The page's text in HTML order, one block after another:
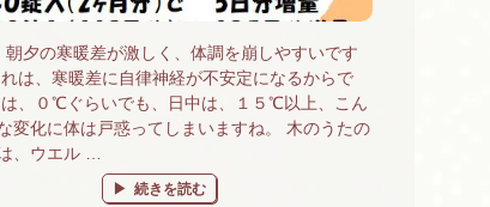
朝夕の寒暖差が激しく、体調を崩しやすいです
は、寒暖差に自律神経が不安定になるからで
、０℃ぐらいでも、日中は、１５℃以上、こん
変化に体は戸惑ってしまいますね。 木のうたの
、ウエル …
“季節の変わり目の体調不良に「若甦」が効く！” の
続きを読む